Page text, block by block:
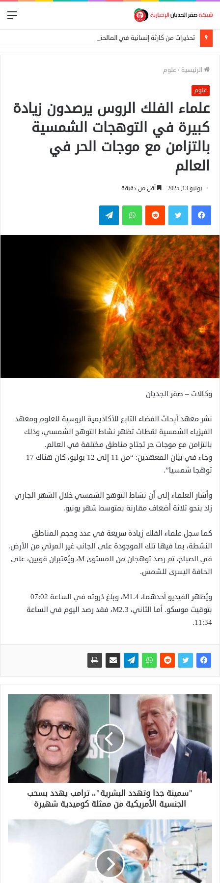
الرئيسية / علوم
علوم
علماء الفلك الروس يرصدون زيادة
كبيرة في التوهجات الشمسية
بالتزامن مع موجات الحر في
العالم
يوليو 13, 2025 أقل من دقيقة
فيسبوكتويتر واتساب تيلقرام
وكالات – صقر الجديان
نشر معهد أبحاث الفضاء التابع للأكاديمية الروسية للعلوم ومعهد
الفيزياء الشمسية لقطات تظهر نشاط التوهج الشمسي، وذلك
بالتزامن مع موجات حر تجتاح مناطق مختلفة في العالم.
وجاء في بيان المعهدين: “من 11 إلى 12 يوليو، كان هناك 17
توهجا شمسيا”.
وأشار العلماء إلى أن نشاط التوهج الشمسي خلال الشهر الجاري
زاد بنحو ثلاثة أضعاف مقارنة بمتوسط شهر يونيو.
كما سجل علماء الفلك زيادة سريعة في عدد وحجم المناطق
النشطة، بما فيها تلك الموجودة على الجانب غير المرئي من الأرض.
في الصباح، تم رصد توهجان من المستوى M، ويُعتبران قويين، على
الحافة اليسرى للشمس.
ويُظهر الفيديو أحدهما، M1.4، وبلغ ذروته في الساعة 07:02
بتوقيت موسكو. أما الثاني، M2.3، فقد رصد اليوم في الساعة
11:34.
"سمينة جدا وتهدد البشرية".. ترامب يهدد بسحب
الجنسية الأمريكية من ممثلة كوميدية شهيرة